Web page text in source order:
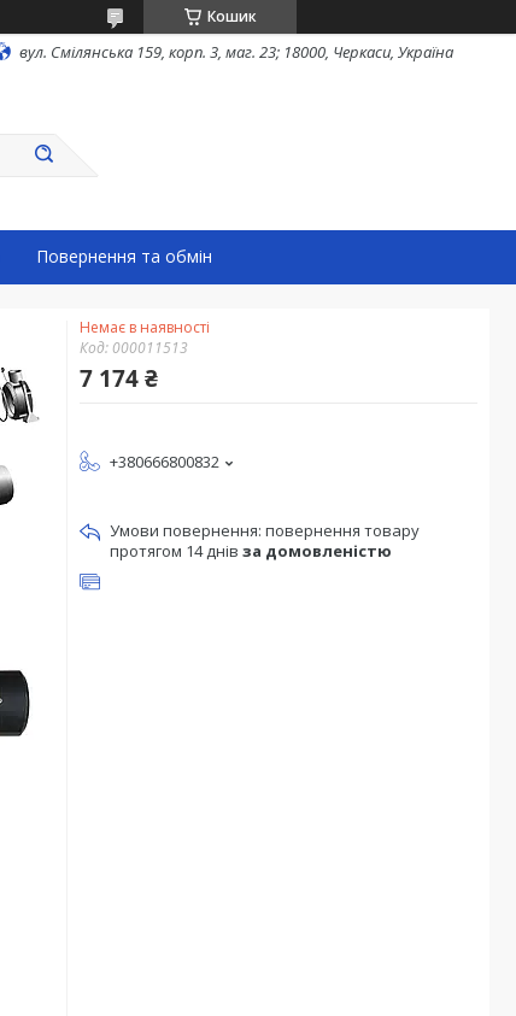
Кошик
вул. Смілянська 159, корп. 3, маг. 23; 18000, Черкаси, Україна
Повернення та обмін
Немає в наявності
Код: 000011513
7 174 ₴
+380666800832
повернення товару
протягом 14 днів за домовленістю